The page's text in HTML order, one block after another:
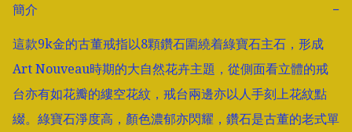
簡介
−
這款9k金的古董戒指以8顆鑽石圍繞着綠寶石主石，形成
Art Nouveau時期的大自然花卉主題，從側面看立體的戒
台亦有如花瓣的縷空花紋，戒台兩邊亦以人手刻上花紋點
綴。綠寶石淨度高，顏色濃郁亦閃耀，鑽石是古董的老式單